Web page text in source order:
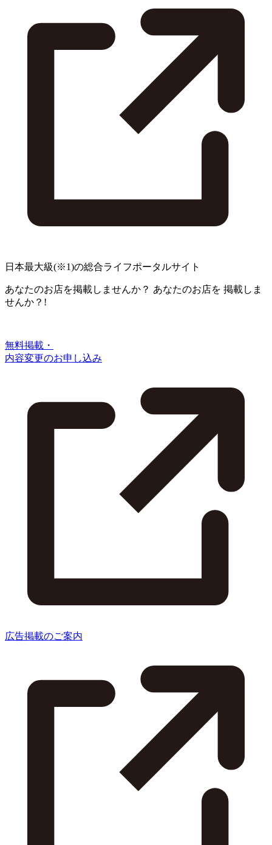
日本最大級(※1)の総合ライフポータルサイト
あなたのお店を掲載しませんか？ あなたのお店を 掲載しま
せんか？!
無料掲載・
内容変更のお申し込み
広告掲載のご案内